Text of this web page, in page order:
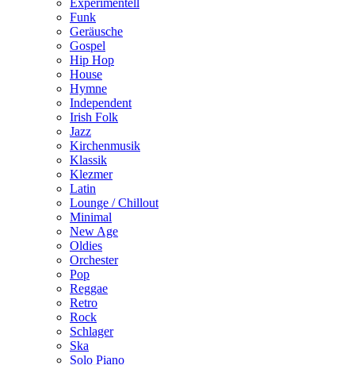
Experimentell
Funk
Geräusche
Gospel
Hip Hop
House
Hymne
Independent
Irish Folk
Jazz
Kirchenmusik
Klassik
Klezmer
Latin
Lounge / Chillout
Minimal
New Age
Oldies
Orchester
Pop
Reggae
Retro
Rock
Schlager
Ska
Solo Piano